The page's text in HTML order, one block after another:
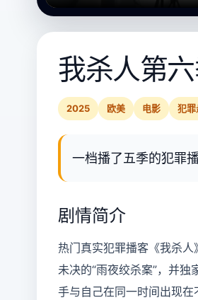
我杀人第
2025 欧美 电影 犯
一档播了五季的犯罪
剧情简介
热门真实犯罪播客《我杀
未决的“雨夜绞杀案”，并
手与自己在同一时间出现